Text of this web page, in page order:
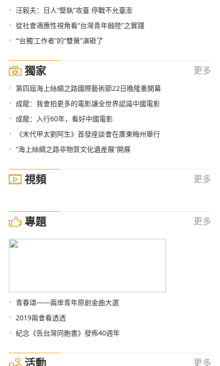
• 汪毅夫：日人“堅執”攻臺 停戰不允臺澎
• 從社會適應性視角看“台灣青年融陸”之實踐
• “‘台獨’工作者”的“雙簧”演砸了
獨家 更多
• 第四屆海上絲綢之路國際藝術節22日晚隆重開幕
• 成龍：我會拍更多的電影讓全世界認識中國電影
• 成龍：入行60年，看好中國電影
• 《末代甲太劉阿生》首發座談會在廣東梅州舉行
• “海上絲綢之路非物質文化遺産展”開展
視頻 更多
專題 更多
• 青春頌——兩岸青年原創金曲大選
• 2019兩會看透透
• 紀念《告台灣同胞書》發佈40週年
活動 更多